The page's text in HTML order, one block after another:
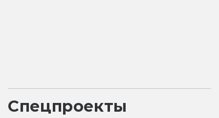
Спецпроекты